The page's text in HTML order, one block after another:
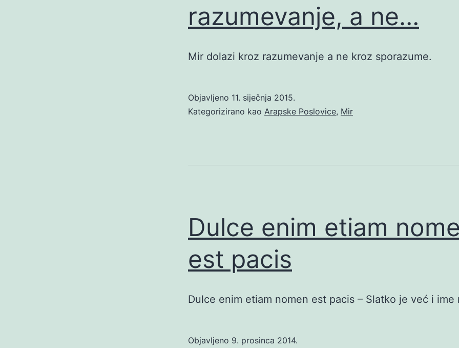
razumevanje, a ne…
Mir dolazi kroz razumevanje a ne kroz sporazume.
Objavljeno 11. siječnja 2015.
Kategorizirano kao Arapske Poslovice, Mir
Dulce enim etiam
est pacis
Dulce enim etiam nomen est pacis – Slatko je već i ime
Objavljeno 9. prosinca 2014.